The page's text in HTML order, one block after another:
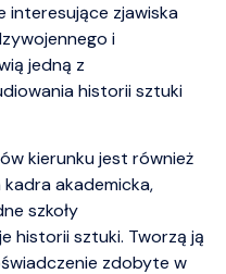
interesujące zjawiska
i
jedną z
historii sztuki
kierunku jest również
akademicka,
szkoły
historii sztuki. Tworzą ją
zdobyte w